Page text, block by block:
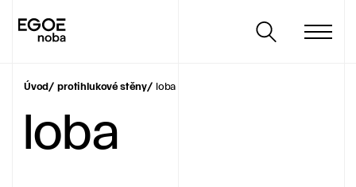
Úvod protihlukové stěny loba
loba